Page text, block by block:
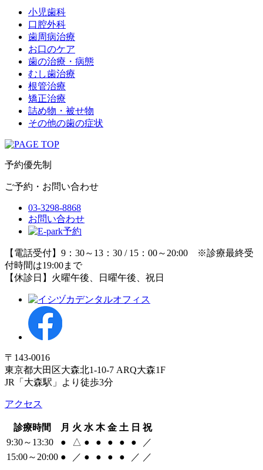
小児歯科
口腔外科
歯周病治療
お口のケア
歯の治療・病態
むし歯治療
根管治療
矯正治療
詰め物・被せ物
その他の歯の症状
予約優先制
ご予約・お問い合わせ
03-3298-8868
お問い合わせ
【電話受付】9：30～13：30 / 15：00～20:00 ※診療最終受
付時間は19:00まで
【休診日】火曜午後、日曜午後、祝日
〒143-0016
東京都大田区大森北1-10-7 ARQ大森1F
JR「大森駅」より徒歩3分
アクセス
診療時間 月 火 水 木 金 土 日 祝
9:30～13:30
● △ ● ● ● ● ●
／
15:00～20:00 ● ／ ● ● ● ● ／ ／